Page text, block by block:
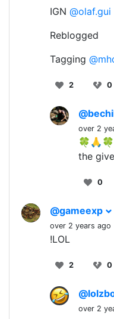
IGN @olaf.gui
Reblogged
Tagging
2 0
over 2
🍀🙏🍀
the
0
@gameexp
over 2 years ago
!LOL
2 0
over 2